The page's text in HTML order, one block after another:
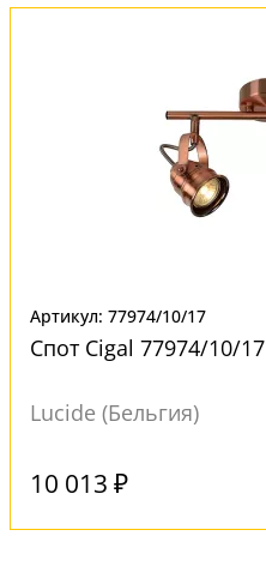
Артикул: 77974/10/17
Спот Cigal 77974/10/17
Lucide (Бельгия)
10 013 ₽